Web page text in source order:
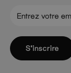
S'inscrire